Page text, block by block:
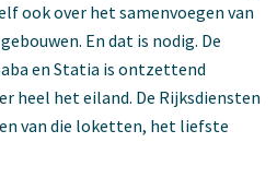
ook over het samenvoegen van
En dat is nodig. De
en Statia is ontzettend
heel het eiland. De Rijksdiensten
van die loketten, het liefste